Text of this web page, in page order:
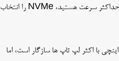
است. رابط NVMe جدیدتر و سریعتر است، اما قیمت بالاتری هم دارد. اگر به دنبال حداکثر سرعت هستید، NVMe را انتخاب
SSD ها در دو فرم فاکتور اصلی عرضه می شوند: 2.5 اینچی و M.2. فرم فاکتور 2.5 اینچی با اکثر لپ تاپ ها سازگار است، اما